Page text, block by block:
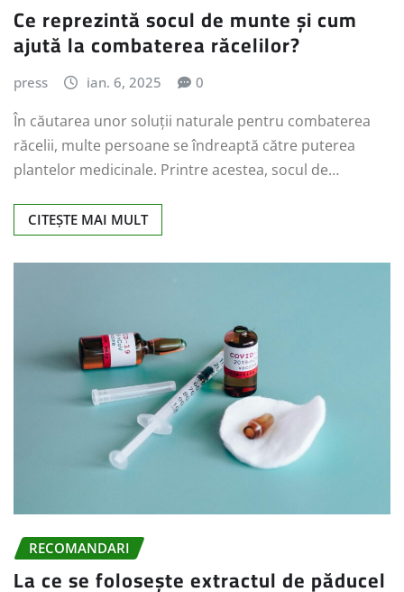
Ce reprezintă socul de munte și cum
ajută la combaterea răcelilor?
press ian. 6, 2025 0
În căutarea unor soluții naturale pentru combaterea
răcelii, multe persoane se îndreaptă către puterea
plantelor medicinale. Printre acestea, socul de…
CITEȘTE MAI MULT
RECOMANDARI
La ce se folosește extractul de păducel